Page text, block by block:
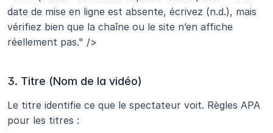
date de mise en ligne est absente, écrivez (n.d.), mais
vérifiez bien que la chaîne ou le site n’en affiche
réellement pas." />
3. Titre (Nom de la vidéo)
Le titre identifie ce que le spectateur voit. Règles APA
pour les titres :